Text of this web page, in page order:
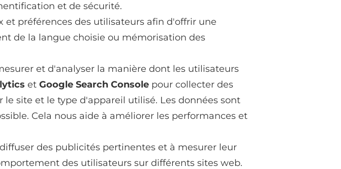
et de sécurité.
et préférences des utilisateurs afin d'offrir une
de la langue choisie ou mémorisation des
et d'analyser la manière dont les utilisateurs
et Google Search Console pour collecter des
site et le type d'appareil utilisé. Les données sont
Cela nous aide à améliorer les performances et
des publicités pertinentes et à mesurer leur
des utilisateurs sur différents sites web.